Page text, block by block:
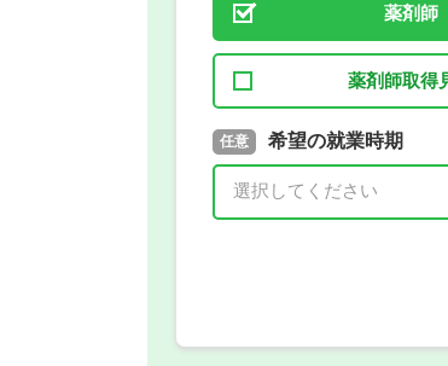
薬剤師
薬剤師取得
必須 取得予定年
年 3月
任意 希望の就業時期